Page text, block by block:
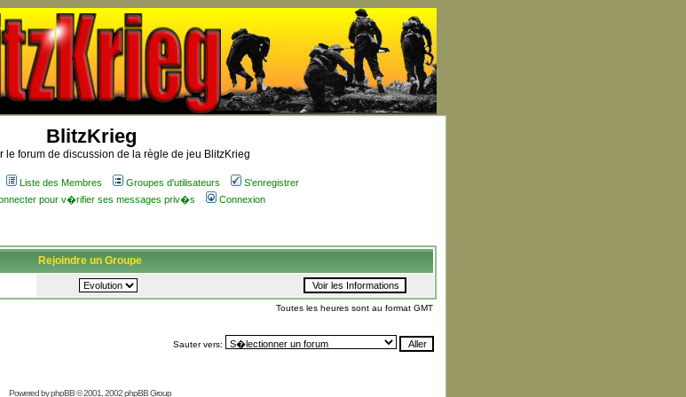
BlitzKrieg
le forum de discussion de la règle de jeu BlitzKrieg
Liste des Membres Groupes d'utilisateurs
S'enregistrer
pour v�rifier ses messages priv�s Connexion
Rejoindre un Groupe
Toutes les heures sont au format GMT
Sauter vers:
Powered byphpBB© 2001, 2002 phpBB Group